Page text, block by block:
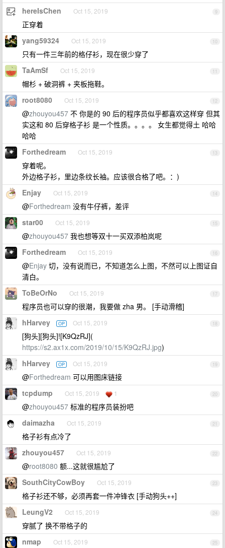
9
hereIsChen Oct 15, 2019
正穿着
10
yang59324 Oct 15, 2019
只有一件三年前的格仔衫，现在很少穿了
11
TaAmSf Oct 15, 2019
帽杉 + 破洞裤 + 夹板拖鞋。
12
root8080 Oct 15, 2019
@zhouyou457 不 你是的 90 后的程序员似乎都喜欢这样穿 但其
实这和 80 后穿格子衫 是一个性质。。。。 女生都觉得土 哈哈
哈哈
13
Forthedream Oct 15, 2019
穿着呢。
外边格子衫，里边条纹长袖。应该很合格了吧。：)
14
Enjay Oct 15, 2019
@Forthedream 没有牛仔裤，差评
15
star00 Oct 15, 2019
@zhouyou457 我也想等双十一买双添柏岚呢
16
Forthedream Oct 15, 2019
@Enjay 切，没有说而已，不知道怎么上图，不然可以上图证自
清白。
17
ToBeOrNo Oct 15, 2019
程序员也可以穿的很潮，我要做 zha 男。 [手动滑稽]
18
hHarvey OP Oct 15, 2019
[狗头][狗头]![K9QzRJ](
https://s2.ax1x.com/2019/10/15/K9QzRJ.jpg)
19
hHarvey OP Oct 15, 2019
@Forthedream 可以用图床链接
20
tcpdump Oct 15, 2019 1
@zhouyou457 标准的程序员装扮吧
21
daimazha Oct 15, 2019
格子衫有点冷了
22
zhouyou457 Oct 15, 2019
@root8080 额...这就很尴尬了
23
SouthCityCowBoy Oct 15, 2019
格子衫还不够，必须再套一件冲锋衣 [手动狗头++]
24
LeungV2 Oct 15, 2019
穿腻了 换不带格子的
25
nmap Oct 15, 2019